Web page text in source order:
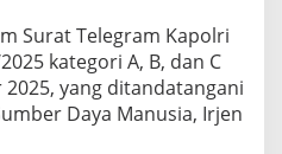
h
P
e
j
a
Surat Telegram Kapolri
kategori A, B, dan C
yang ditandatangani
Daya Manusia, Irjen